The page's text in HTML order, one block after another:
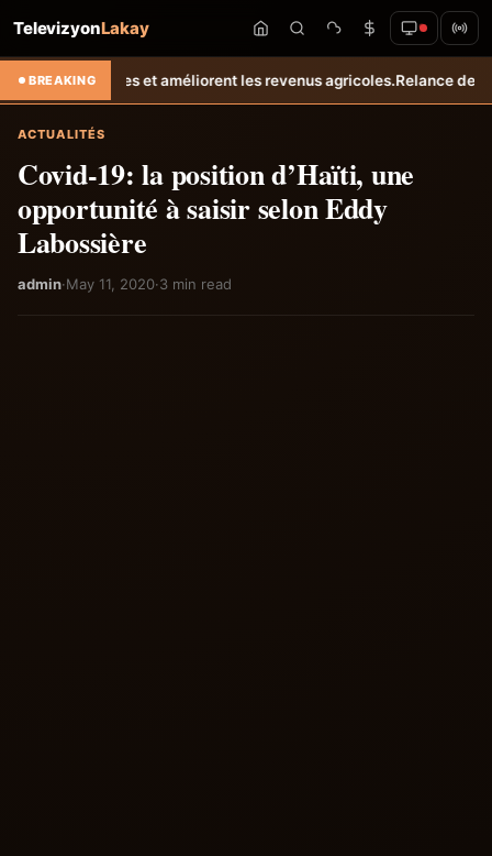
TelevizyonLakay
BREAKING
améliorent les revenus agricoles.Relance de l’élevage cunicole à
ACTUALITÉS
Covid-19: la position d’Haïti, une
opportunité à saisir selon Eddy
Labossière
admin·May 11, 2020·3 min read